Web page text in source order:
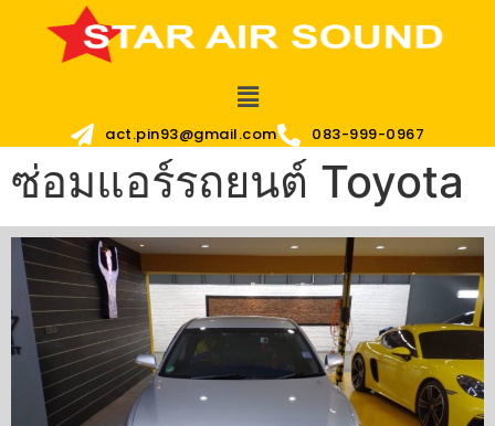
act.pin93@gmail.com 083-999-0967
ซ่อมแอร์รถยนต์ Toyota